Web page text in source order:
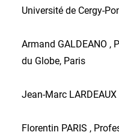
Université de Cergy-
Armand GALDEANO ,
du Globe, Paris
Jean-Marc
Florentin PARIS ,